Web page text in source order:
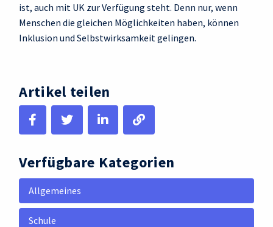
ist, auch mit UK zur Verfügung steht. Denn nur, wenn
Menschen die gleichen Möglichkeiten haben, können
Inklusion und Selbstwirksamkeit gelingen.
Artikel teilen
Verfügbare Kategorien
Allgemeines
Schule